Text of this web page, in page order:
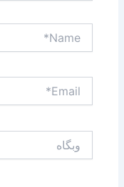
Name*
Email*